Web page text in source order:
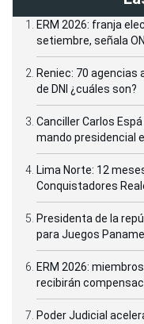
ERM 2026: franja
setiembre, señala
Reniec: 70
de DNI ¿cuáles son?
Canciller Carlos
mando presidencial
Lima Norte: 12
Conquistadores
Presidenta de la
para Juegos
ERM 2026:
recibirán
Poder Judicial